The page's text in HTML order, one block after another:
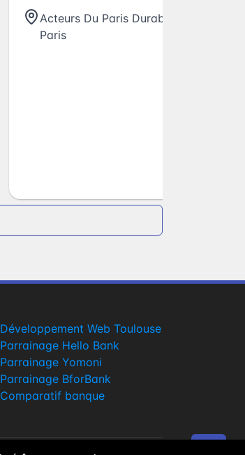
Acteurs Du Paris Durable
Paris
Développement Web Toulouse
Parrainage Hello Bank
Parrainage Yomoni
Parrainage BforBank
Comparatif banque